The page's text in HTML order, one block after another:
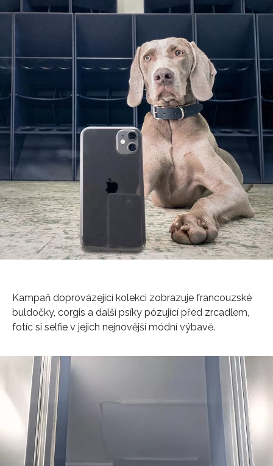
Kampaň doprovázející kolekci zobrazuje francouzské
buldočky, corgis a další psíky pózující před zrcadlem,
fotíc si selfie v jejich nejnovější módní výbavě.